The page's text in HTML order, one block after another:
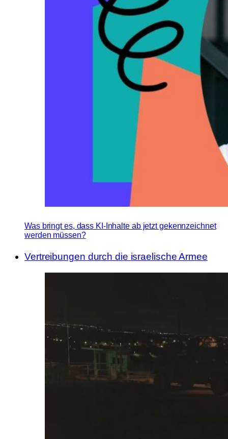
Was bringt es, dass KI-Inhalte ab jetzt gekennzeichnet
werden müssen?
Vertreibungen durch die israelische Armee